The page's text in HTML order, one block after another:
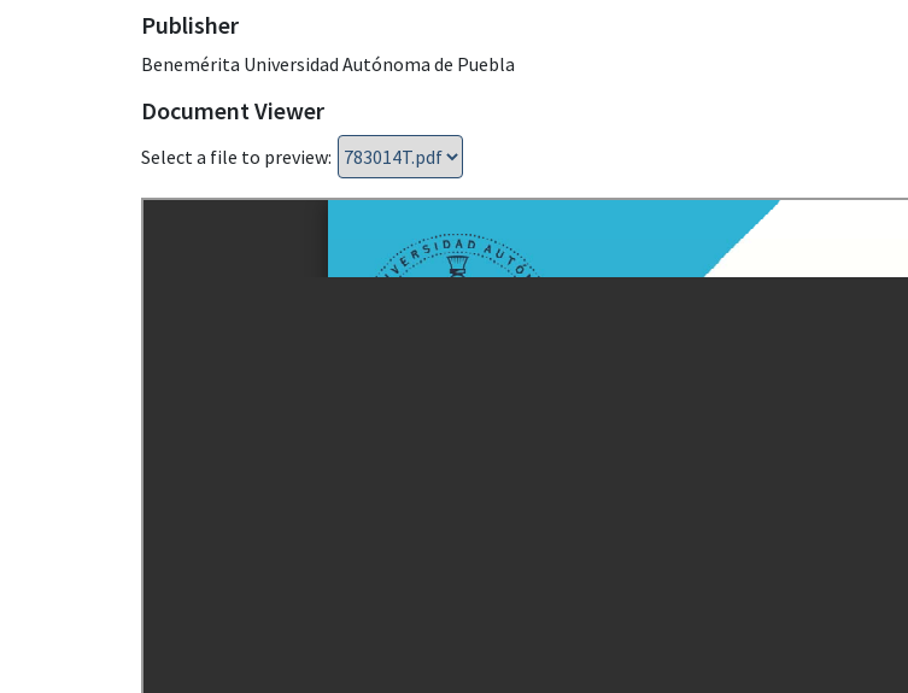
Publisher
Benemérita Universidad Autónoma de Puebla
Document Viewer
Select a file to preview: